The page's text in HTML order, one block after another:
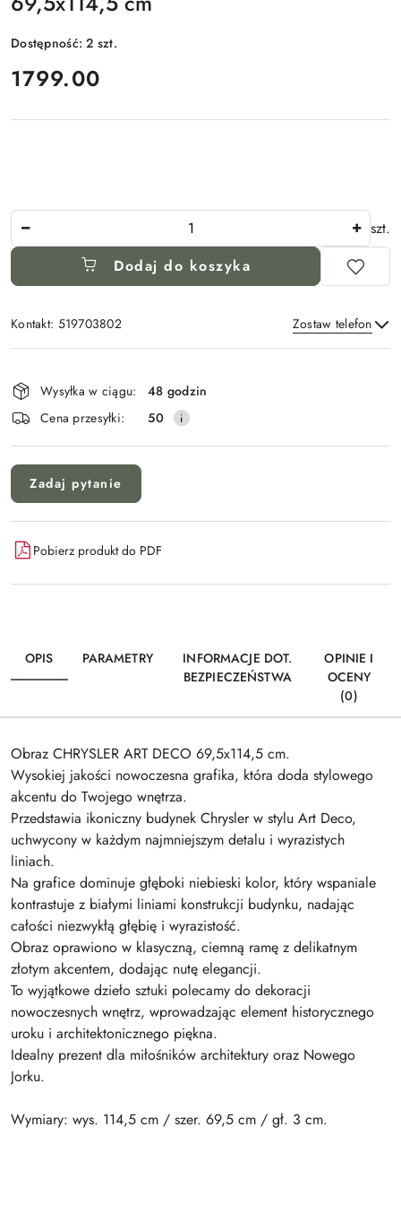
Dostępność:2 szt.
cena:
1799.00
szt.
Dodaj do koszyka
Kontakt: 519703802 Zostaw telefon
i
dostawa
Wysyłka w ciągu:
48 godzin
Cena przesyłki:
50
Zadaj pytanie
Pobierz produkt do PDF
OPIS PARAMETRY
INFORMACJE DOT.
BEZPIECZEŃSTWA
OPINIE I
OCENY
(0)
Obraz CHRYSLER ART DECO 69,5x114,5 cm.
Wysokiej jakości nowoczesna grafika, która doda stylowego
akcentu do Twojego wnętrza.
Przedstawia ikoniczny budynek Chrysler w stylu Art Deco,
uchwycony w każdym najmniejszym detalu i wyrazistych
liniach.
Na grafice dominuje głęboki niebieski kolor, który wspaniale
kontrastuje z białymi liniami konstrukcji budynku, nadając
całości niezwykłą głębię i wyrazistość.
Obraz oprawiono w klasyczną, ciemną ramę z delikatnym
złotym akcentem, dodając nutę elegancji.
To wyjątkowe dzieło sztuki polecamy do dekoracji
nowoczesnych wnętrz, wprowadzając element historycznego
uroku i architektonicznego piękna.
Idealny prezent dla miłośników architektury oraz Nowego
Jorku.
Wymiary: wys. 114,5 cm / szer. 69,5 cm / gł. 3 cm.